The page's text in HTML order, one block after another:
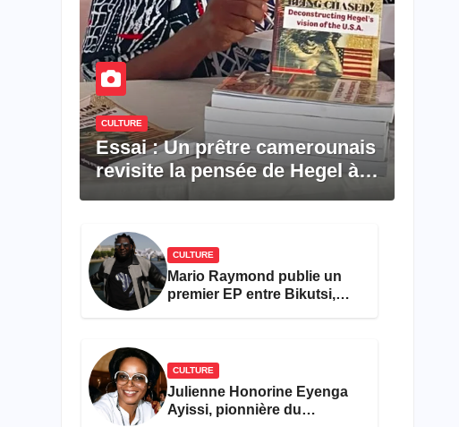
CULTURE
Essai : Un prêtre camerounais
revisite la pensée de Hegel à
CULTURE
Mario Raymond publie un
premier EP entre Bikutsi,
CULTURE
Julienne Honorine Eyenga
Ayissi, pionnière du